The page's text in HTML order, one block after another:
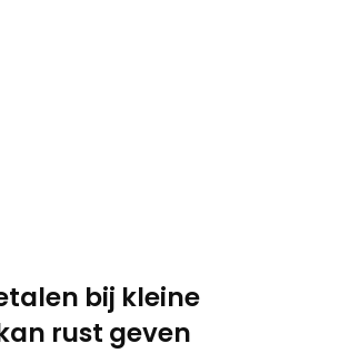
bij kleine
rust geven